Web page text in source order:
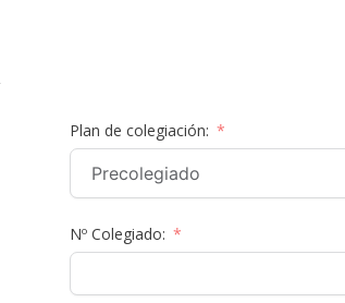
Plan de colegiación:
Nº Colegiado: